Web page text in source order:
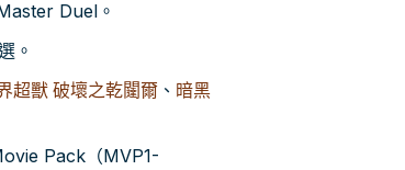
Duel。
。
超獸 破壞之乾闥爾 、 暗黑
Pack（MVP1-